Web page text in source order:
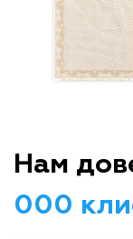
Нам
000